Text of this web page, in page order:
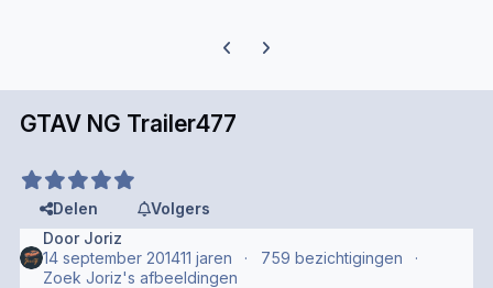
Previous carousel slide
Next carousel slide
GTAV NG Trailer477
Delen
Volgers
Door Joriz
14 september 201411 jaren
759 bezichtigingen
Zoek Joriz's afbeeldingen